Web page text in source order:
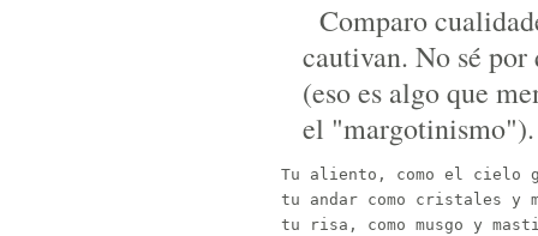
Comparo
cautivan. No sé
(eso es algo que
el "margotinismo").
Tu aliento, como el cielo
tu andar como cristales y
tu risa, como musgo y